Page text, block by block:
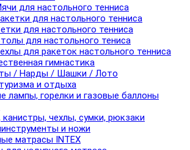
для настольного тенниса
для настольного тенниса
для настольного тенниса
для настольного тениса
для ракеток настольного тенниса
гимнастика
/ Нарды / Шашки / Лото
и отдыха
лампы, горелки и газовые баллоны
чехлы, сумки, рюкзаки
и ножи
матрасы INTEX